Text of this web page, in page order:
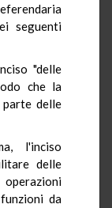
seguenti
"delle
che la
delle
l'inciso
delle
da